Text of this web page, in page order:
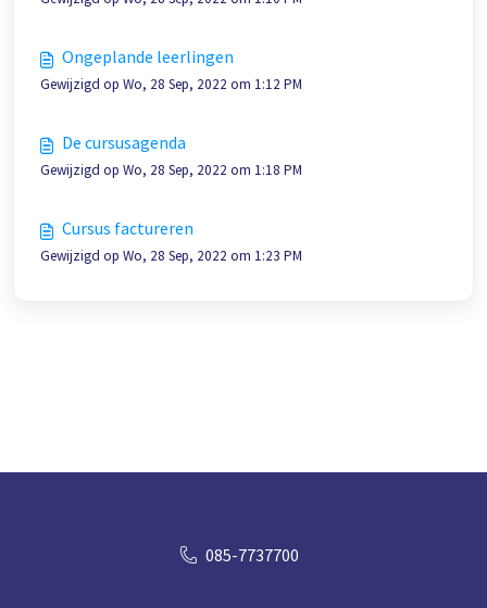
Ongeplande leerlingen
Gewijzigd op Wo, 28 Sep, 2022 om 1:12 PM
De cursusagenda
Gewijzigd op Wo, 28 Sep, 2022 om 1:18 PM
Cursus factureren
Gewijzigd op Wo, 28 Sep, 2022 om 1:23 PM
085-7737700